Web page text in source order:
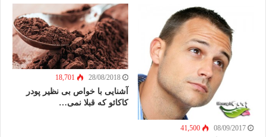
08/09/2017
41,500
28/08/2018
18,701
آشنایی با خواص بی نظیر پودر
کاکائو که قبلا نمی…